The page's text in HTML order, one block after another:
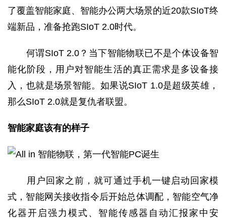
了覆盖智能家庭、智能办公两大场景的近20款SIoT终
端新品，准备抢跑SIoT 2.0时代。
何谓SIoT 2.0？当下智能物联已不是个体设备智
能化阶段，用户对智能生活的真正需求是多设备接
入，也就是场景智能。如果说SIoT 1.0是超级英雄，
那么SIoT 2.0就是复仇者联盟。
智能家庭该有的样子
用户回家之前，就可通过手机一键启动回家模
式，智能网关接收指令后开始总体调配，智能空气净
化器开启强力模式、智能传感器自动汇报家中安